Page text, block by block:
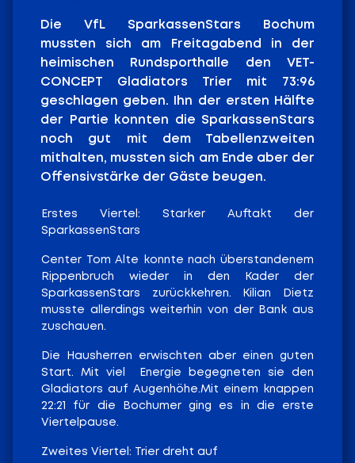
Die VfL SparkassenStars Bochum
mussten sich am Freitagabend in der
heimischen Rundsporthalle den VET-
CONCEPT Gladiators Trier mit 73:96
geschlagen geben. Ihn der ersten Hälfte
der Partie konnten die SparkassenStars
noch gut mit dem Tabellenzweiten
mithalten, mussten sich am Ende aber der
Offensivstärke der Gäste beugen.
Erstes Viertel: Starker Auftakt der
SparkassenStars
Center Tom Alte konnte nach überstandenem
Rippenbruch wieder in den Kader der
SparkassenStars zurückkehren. Kilian Dietz
musste allerdings weiterhin von der Bank aus
zuschauen.
Die Hausherren erwischten aber einen guten
Start. Mit viel
Energie begegneten sie den
Gladiators auf Augenhöhe.Mit einem knappen
22:21 für die Bochumer ging es in die erste
Viertelpause.
Zweites Viertel: Trier dreht auf